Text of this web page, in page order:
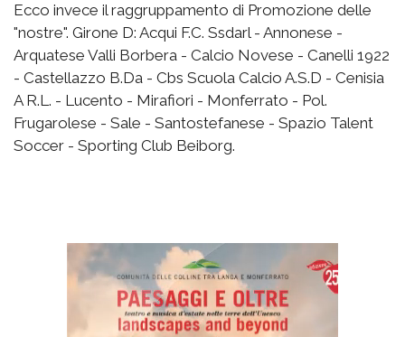
Ecco invece il raggruppamento di Promozione delle
"nostre". Girone D: Acqui F.C. Ssdarl - Annonese -
Arquatese Valli Borbera - Calcio Novese - Canelli 1922
- Castellazzo B.Da - Cbs Scuola Calcio A.S.D - Cenisia
A R.L. - Lucento - Mirafiori - Monferrato - Pol.
Frugarolese - Sale - Santostefanese - Spazio Talent
Soccer - Sporting Club Beiborg.